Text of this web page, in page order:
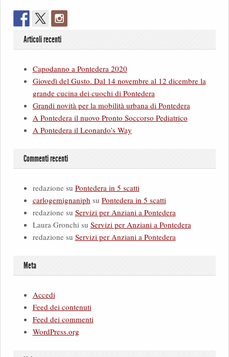
Articoli recenti
Capodanno a Pontedera 2020
Giovedì del Gusto. Dal 14 novembre al 12 dicembre la
grande cucina dei cuochi di Pontedera
Grandi novità per la mobilità urbana di Pontedera
A Pontedera il nuovo Pronto Soccorso Pediatrico
A Pontedera il Leonardo’s Way
Commenti recenti
redazionesu Pontedera in 5 scatti
carlogemignaniph su Pontedera in 5 scatti
redazionesu Servizi per Anziani a Pontedera
Laura Gronchisu Servizi per Anziani a Pontedera
redazionesu Servizi per Anziani a Pontedera
Meta
Accedi
Feed dei contenuti
Feed dei commenti
WordPress.org